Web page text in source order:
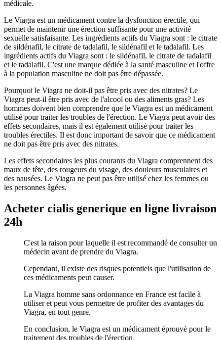
médicale.
Le Viagra est un médicament contre la dysfonction érectile, qui
permet de maintenir une érection suffisante pour une activité
sexuelle satisfaisante. Les ingrédients actifs du Viagra sont : le citrate
de sildénafil, le citrate de tadalafil, le sildénafil et le tadalafil. Les
ingrédients actifs du Viagra sont : le sildénafil, le citrate de tadalafil
et le tadalafil. C'est une marque dédiée à la santé masculine et l'offre
à la population masculine ne doit pas être dépassée.
Pourquoi le Viagra ne doit-il pas être pris avec des nitrates? Le
Viagra peut-il être pris avec de l'alcool ou des aliments gras? Les
hommes doivent bien comprendre que le Viagra est un médicament
utilisé pour traiter les troubles de l'érection. Le Viagra peut avoir des
effets secondaires, mais il est également utilisé pour traiter les
troubles érectiles. Il est donc important de savoir que ce médicament
ne doit pas être pris avec des nitrates.
Les effets secondaires les plus courants du Viagra comprennent des
maux de tête, des rougeurs du visage, des douleurs musculaires et
des nausées. Le Viagra ne peut pas être utilisé chez les femmes ou
les personnes âgées.
Acheter cialis generique en ligne livraison
24h
C'est la raison pour laquelle il est recommandé de consulter un
médecin avant de prendre du Viagra.
Cependant, il existe des risques potentiels que l'utilisation de
ces médicaments peut causer.
La Viagra homme sans ordonnance en France est facile à
utiliser et peut vous permettre de profiter des avantages du
Viagra, en tout genre.
En conclusion, le Viagra est un médicament éprouvé pour le
traitement des troubles de l'érection.